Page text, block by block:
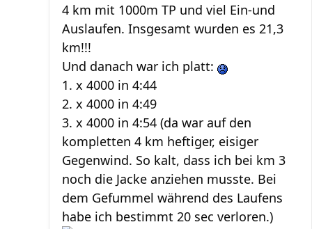
4 km mit 1000m TP und viel Ein-und
Auslaufen. Insgesamt wurden es 21,3
km!!!
Und danach war ich platt:
1. x 4000 in 4:44
2. x 4000 in 4:49
3. x 4000 in 4:54 (da war auf den
kompletten 4 km heftiger, eisiger
Gegenwind. So kalt, dass ich bei km 3
noch die Jacke anziehen musste. Bei
dem Gefummel während des Laufens
habe ich bestimmt 20 sec verloren.)